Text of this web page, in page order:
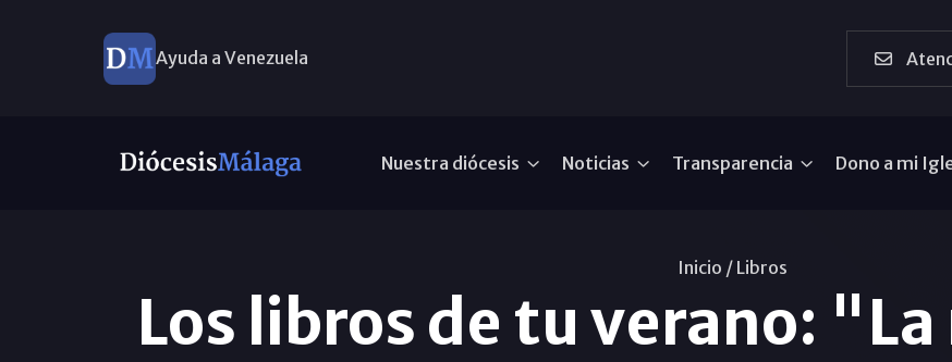
Ayuda a Venezuela
Nuestra diócesis Noticias Transparencia Dono a mi
Inicio / Libros
Los libros de tu verano: